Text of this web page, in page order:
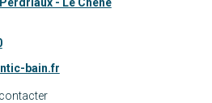
bain.fr